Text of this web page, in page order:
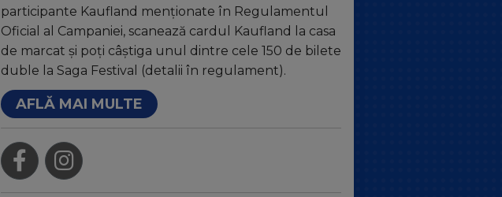
participante Kaufland menționate în Regulamentul
Oficial al Campaniei, scanează cardul Kaufland la casa
de marcat și poți câștiga unul dintre cele 150 de bilete
duble la Saga Festival (detalii în regulament).
AFLĂ MAI MULTE